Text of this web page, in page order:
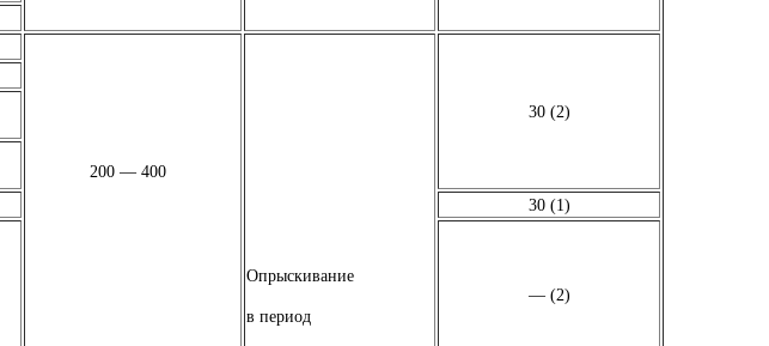
200 — 400
Опрыскивание
в период
30 (2)
30 (1)
— (2)